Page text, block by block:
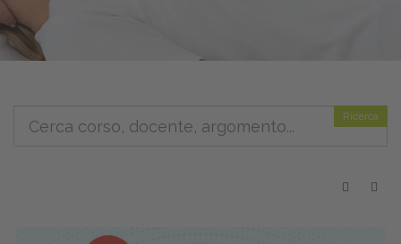
Ricerca